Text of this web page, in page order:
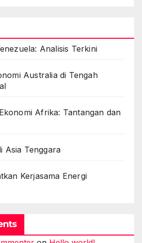
Analisis Terkini
Australia di Tengah
Afrika: Tantangan dan
Asia Tenggara
Kerjasama Energi